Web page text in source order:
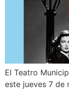
El Teatro
este jueves 7 de